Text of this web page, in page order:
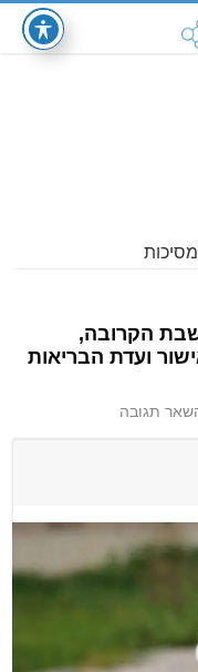
הקרובה,
בכפוף לאישור ועדת הבריאות
תגובה